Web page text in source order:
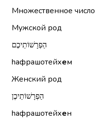
Множественное число
Мужской род
הַפְרָשׁוֹתֵיכֶם
hафрашотейхем
Женский род
הַפְרָשׁוֹתֵיכֶן
hафрашотейхен